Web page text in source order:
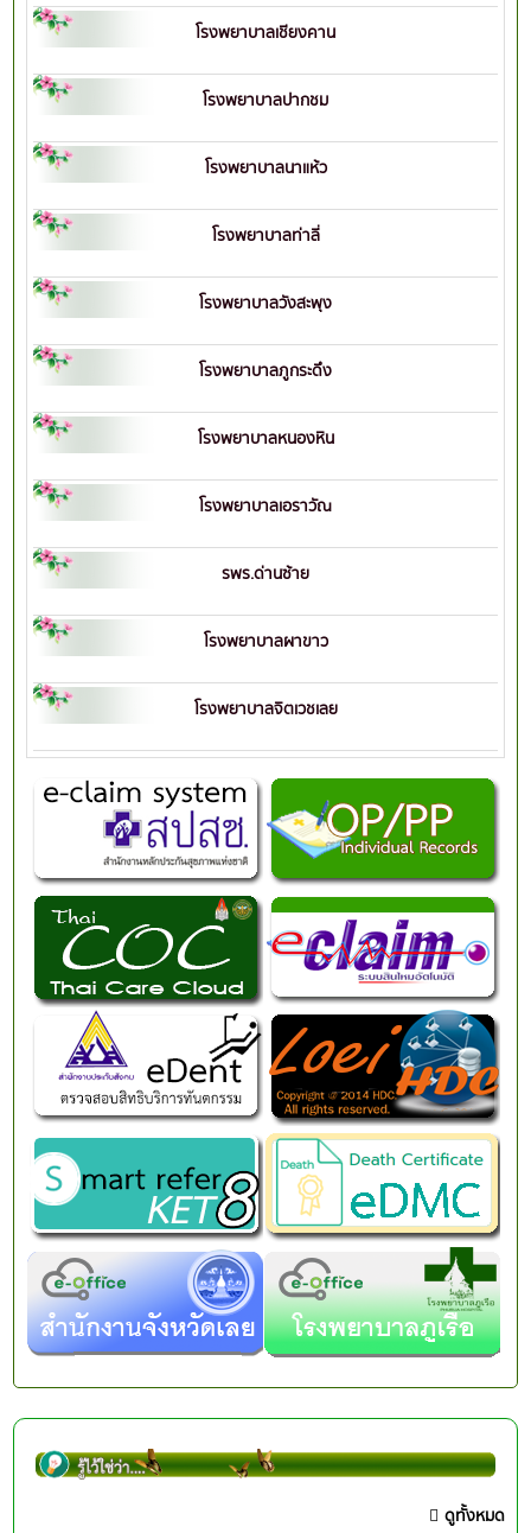
โรงพยาบาลเชียงคาน
โรงพยาบาลปากชม
โรงพยาบาลนาแห้ว
โรงพยาบาลท่าลี่
โรงพยาบาลวังสะพุง
โรงพยาบาลภูกระดึง
โรงพยาบาลหนองหิน
โรงพยาบาลเอราวัณ
รพร.ด่านซ้าย
โรงพยาบาลผาขาว
โรงพยาบาลจิตเวชเลย
ดูทั้งหมด